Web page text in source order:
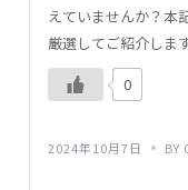
えていませんか？本
厳選してご紹介しま
配・店頭・出張買取
初め […]
0
2024年10月7日 BY